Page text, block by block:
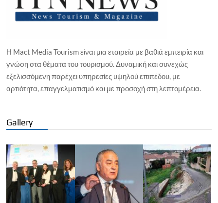
Η Mact Media Tourism είναι μια εταιρεία με βαθιά εμπειρία και
γνώση στα θέματα του τουρισμού. Δυναμική και συνεχώς
εξελισσόμενη παρέχει υπηρεσίες υψηλού επιπέδου, με
αρτιότητα, επαγγελματισμό και με προσοχή στη λεπτομέρεια.
Gallery